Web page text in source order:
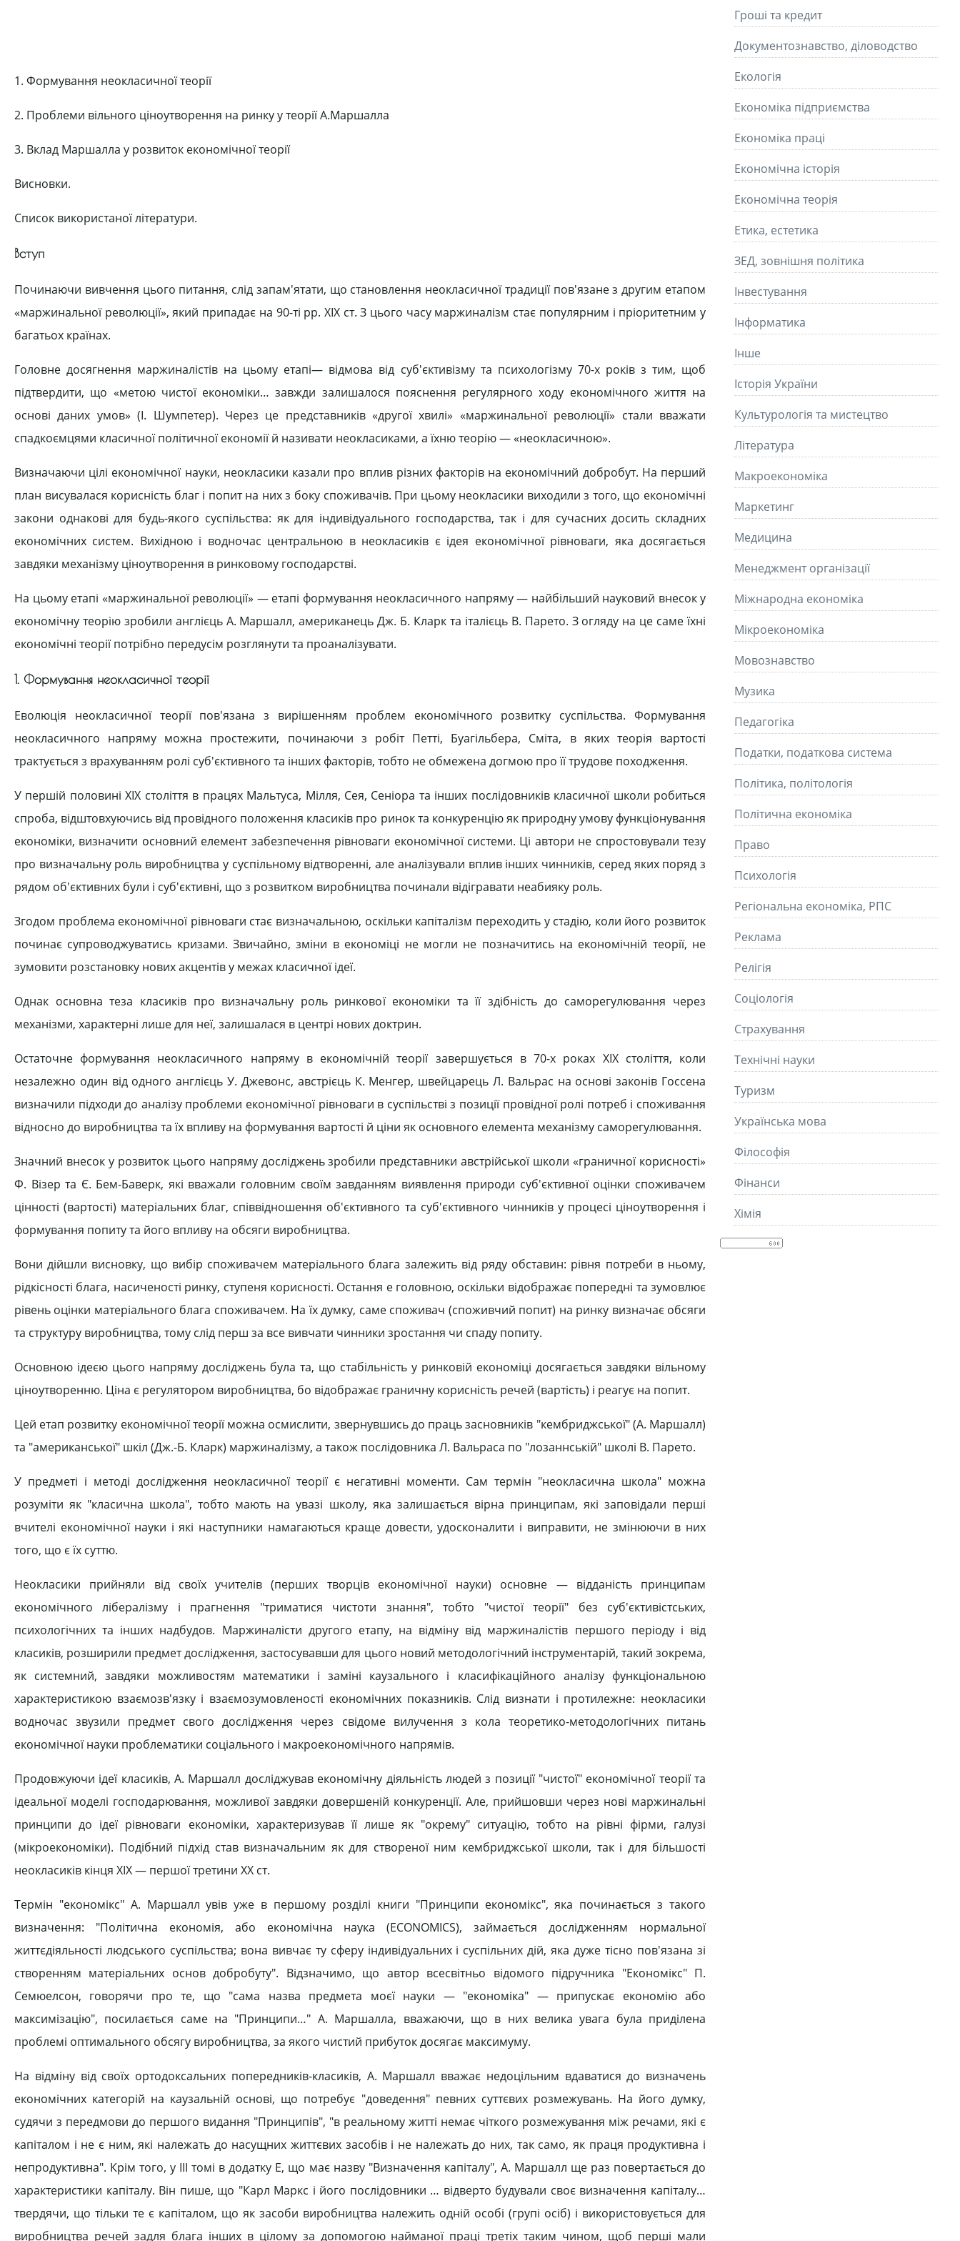
1. Формування неокласичної теорії
2. Проблеми вільного ціноутворення на ринку у теорії А.Маршалла
3. Вклад Маршалла у розвиток економічної теорії
Висновки.
Список використаної літератури.
Вступ
Починаючи вивчення цього питання, слід запам'ятати, що становлення неокласичної традиції пов'язане з другим етапом
«маржинальної революції», який припадає на 90-ті pp. XIX ст. З цього часу маржиналізм стає популярним і пріоритетним у
багатьох країнах.
Головне досягнення маржиналістів на цьому етапі— відмова від суб'єктивізму та психологізму 70-х років з тим, щоб
підтвердити, що «метою чистої економіки… завжди залишалося пояснення регулярного ходу економічного життя на
основі даних умов» (І. Шумпетер). Через це представників «другої хвилі» «маржинальної революції» стали вважати
спадкоємцями класичної політичної економії й називати неокласиками, а їхню теорію — «неокласичною».
Визначаючи цілі економічної науки, неокласики казали про вплив різних факторів на економічний добробут. На перший
план висувалася корисність благ і попит на них з боку споживачів. При цьому неокласики виходили з того, що економічні
закони однакові для будь-якого суспільства: як для індивідуального господарства, так і для сучасних досить складних
економічних систем. Вихідною і водночас центральною в неокласиків є ідея економічної рівноваги, яка досягається
завдяки механізму ціноутворення в ринковому господарстві.
На цьому етапі «маржинальної революції» — етапі формування неокласичного напряму — найбільший науковий внесок у
економічну теорію зробили англієць А. Маршалл, американець Дж. Б. Кларк та італієць В. Парето. З огляду на це саме їхні
економічні теорії потрібно передусім розглянути та проаналізувати.
1. Формування неокласичної теорії
Еволюція неокласичної теорії пов'язана з вирішенням проблем економічного розвитку суспільства. Формування
неокласичного напряму можна простежити, починаючи з робіт Петті, Буагільбера, Сміта, в яких теорія вартості
трактується з врахуванням ролі суб'єктивного та інших факторів, тобто не обмежена догмою про її трудове походження.
У першій половині XIX століття в працях Мальтуса, Мілля, Сея, Сеніора та інших послідовників класичної школи робиться
спроба, відштовхуючись від провідного положення класиків про ринок та конкуренцію як природну умову функціонування
економіки, визначити основний елемент забезпечення рівноваги економічної системи. Ці автори не спростовували тезу
про визначальну роль виробництва у суспільному відтворенні, але аналізували вплив інших чинників, серед яких поряд з
рядом об'єктивних були і суб'єктивні, що з розвитком виробництва починали відігравати неабияку роль.
Згодом проблема економічної рівноваги стає визначальною, оскільки капіталізм переходить у стадію, коли його розвиток
починає супроводжуватись кризами. Звичайно, зміни в економіці не могли не позначитись на економічній теорії, не
зумовити розстановку нових акцентів у межах класичної ідеї.
Однак основна теза класиків про визначальну роль ринкової економіки та її здібність до саморегулювання через
механізми, характерні лише для неї, залишалася в центрі нових доктрин.
Остаточне формування неокласичного напряму в економічній теорії завершується в 70-х роках XIX століття, коли
незалежно один від одного англієць У. Джевонс, австрієць К. Менгер, швейцарець Л. Вальрас на основі законів Госсена
визначили підходи до аналізу проблеми економічної рівноваги в суспільстві з позиції провідної ролі потреб і споживання
відносно до виробництва та їх впливу на формування вартості й ціни як основного елемента механізму саморегулювання.
Значний внесок у розвиток цього напряму досліджень зробили представники австрійської школи «граничної корисності»
Ф. Візер та Є. Бем-Баверк, які вважали головним своїм завданням виявлення природи суб'єктивної оцінки споживачем
цінності (вартості) матеріальних благ, співвідношення об'єктивного та суб'єктивного чинників у процесі ціноутворення і
формування попиту та його впливу на обсяги виробництва.
Вони дійшли висновку, що вибір споживачем матеріального блага залежить від ряду обставин: рівня потреби в ньому,
рідкісності блага, насиченості ринку, ступеня корисності. Остання е головною, оскільки відображає попередні та зумовлює
рівень оцінки матеріального блага споживачем. На їх думку, саме споживач (споживчий попит) на ринку визначає обсяги
та структуру виробництва, тому слід перш за все вивчати чинники зростання чи спаду попиту.
Основною ідеєю цього напряму досліджень була та, що стабільність у ринковій економіці досягається завдяки вільному
ціноутворенню. Ціна є регулятором виробництва, бо відображає граничну корисність речей (вартість) і реагує на попит.
Цей етап розвитку економічної теорії можна осмислити, звернувшись до праць засновників "кембриджської" (А. Маршалл)
та "американської" шкіл (Дж.-Б. Кларк) маржиналізму, а також послідовника Л. Вальраса по "лозаннській" школі В. Парето.
У предметі і методі дослідження неокласичної теорії є негативні моменти. Сам термін "неокласична школа" можна
розуміти як "класична школа", тобто мають на увазі школу, яка залишається вірна принципам, які заповідали перші
вчителі економічної науки і які наступники намагаються краще довести, удосконалити і виправити, не змінюючи в них
того, що є їх суттю.
Неокласики прийняли від своїх учителів (перших творців економічної науки) основне — відданість принципам
економічного лібералізму і прагнення "триматися чистоти знання", тобто "чистої теорії" без суб'єктивістських,
психологічних та інших надбудов. Маржиналісти другого етапу, на відміну від маржиналістів першого періоду і від
класиків, розширили предмет дослідження, застосувавши для цього новий методологічний інструментарій, такий зокрема,
як системний, завдяки можливостям математики і заміні каузального і класифікаційного аналізу функціональною
характеристикою взаємозв'язку і взаємозумовленості економічних показників. Слід визнати і протилежне: неокласики
водночас звузили предмет свого дослідження через свідоме вилучення з кола теоретико-методологічних питань
економічної науки проблематики соціального і макроекономічного напрямів.
Продовжуючи ідеї класиків, А. Маршалл досліджував економічну діяльність людей з позиції "чистої" економічної теорії та
ідеальної моделі господарювання, можливої завдяки довершеній конкуренції. Але, прийшовши через нові маржинальні
принципи до ідеї рівноваги економіки, характеризував її лише як "окрему" ситуацію, тобто на рівні фірми, галузі
(мікроекономіки). Подібний підхід став визначальним як для створеної ним кембриджської школи, так і для більшості
неокласиків кінця XIX — першої третини XX ст.
Термін "економікс" А. Маршалл увів уже в першому розділі книги "Принципи економікс", яка починається з такого
визначення: "Політична економія, або економічна наука (ECONOMICS), займається дослідженням нормальної
життєдіяльності людського суспільства; вона вивчає ту сферу індивідуальних і суспільних дій, яка дуже тісно пов'язана зі
створенням матеріальних основ добробуту". Відзначимо, що автор всесвітньо відомого підручника "Економікс" П.
Семюелсон, говорячи про те, що "сама назва предмета моєї науки — "економіка" — припускає економію або
максимізацію", посилається саме на "Принципи…" А. Маршалла, вважаючи, що в них велика увага була приділена
проблемі оптимального обсягу виробництва, за якого чистий прибуток досягає максимуму.
На відміну від своїх ортодоксальних попередників-класиків, А. Маршалл вважає недоцільним вдаватися до визначень
економічних категорій на каузальній основі, що потребує "доведення" певних суттєвих розмежувань. На його думку,
судячи з передмови до першого видання "Принципів", "в реальному житті немає чіткого розмежування між речами, які є
капіталом і не є ним, які належать до насущних життєвих засобів і не належать до них, так само, як праця продуктивна і
непродуктивна". Крім того, у III томі в додатку Е, що має назву "Визначення капіталу", А. Маршалл ще раз повертається до
характеристики капіталу. Він пише, що "Карл Маркс і його послідовники … відверто будували своє визначення капіталу…
твердячи, що тільки те є капіталом, що як засоби виробництва належить одній особі (групі осіб) і використовується для
виробництва речей задля блага інших в цілому за допомогою найманої праці третіх таким чином, щоб перші мали
Гроші та кредит
Документознавство, діловодство
Екологія
Економіка підприємства
Економіка праці
Економічна історія
Економічна теорія
Етика, естетика
ЗЕД, зовнішня політика
Інвестування
Інформатика
Інше
Історія України
Культурологія та мистецтво
Літературa
Макроекономіка
Маркетинг
Медицина
Менеджмент організації
Міжнародна економіка
Мікроекономіка
Мовознавство
Музика
Педагогіка
Податки, податкова система
Політика, політологія
Політична економіка
Право
Психологія
Регіональна економіка, РПС
Реклама
Релігія
Соціологія
Страхування
Технічні науки
Туризм
Українська мова
Філософія
Фінанси
Хімія